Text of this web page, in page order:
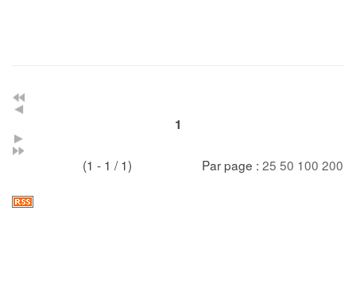
1
(1 - 1 / 1) Par page : 25 50 100 200